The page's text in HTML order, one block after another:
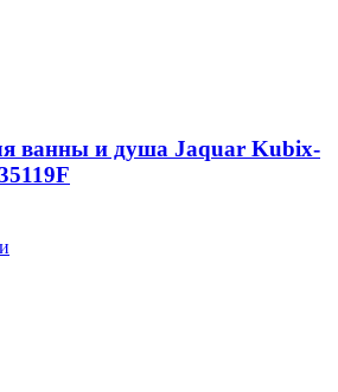
ванны и душа Jaquar Kubix-